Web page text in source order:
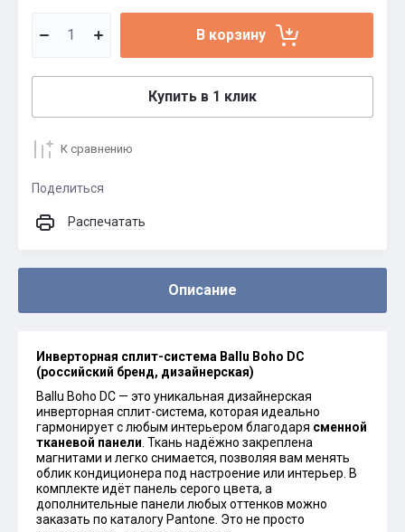
В корзину
Купить в 1 клик
К сравнению
Поделиться
Распечатать
Описание
Инверторная сплит-система Ballu Boho DC
(российский бренд, дизайнерская)
Ballu Boho DC — это уникальная дизайнерская
инверторная сплит-система, которая идеально
гармонирует с любым интерьером благодаря сменной
тканевой панели . Ткань надёжно закреплена
магнитами и легко снимается, позволяя вам менять
облик кондиционера под настроение или интерьер. В
комплекте идёт панель серого цвета, а
дополнительные панели любых оттенков можно
заказать по каталогу Pantone. Это не просто